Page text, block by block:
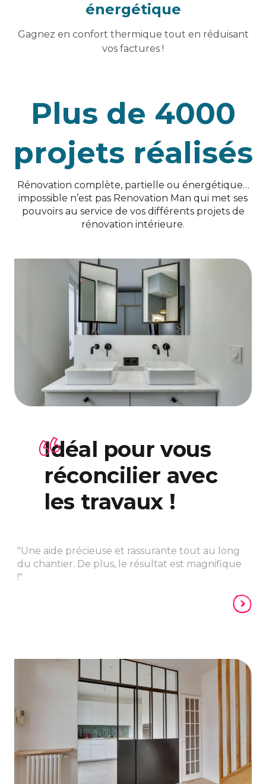
énergétique
Gagnez en confort thermique tout en réduisant
vos factures !
Idéal pour vous
réconcilier avec
les travaux !
"Une aide précieuse et rassurante tout au long
du chantier. De plus, le résultat est magnifique
!"
Plus de 4000
projets réalisés
Rénovation complète, partielle ou énergétique…
impossible n’est pas Renovation Man qui met ses
pouvoirs au service de vos différents projets de
rénovation intérieure.